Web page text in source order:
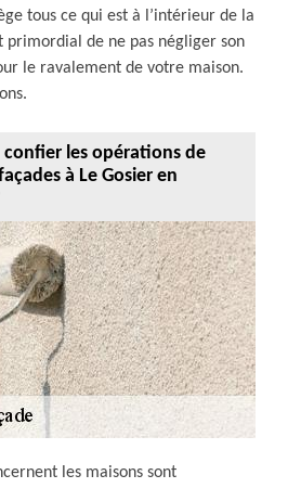
tous ce qui est à l’intérieur de la
primordial de ne pas négliger son
le ravalement de votre maison.
les opérations de
à Le Gosier en
les maisons sont